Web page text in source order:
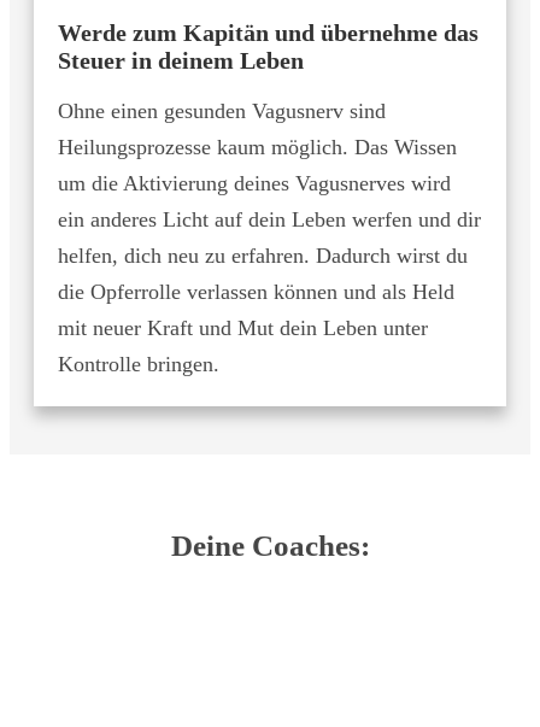
Werde zum Kapitän und übernehme das
Steuer in deinem Leben
Ohne einen gesunden Vagusnerv sind
Heilungsprozesse kaum möglich. Das Wissen
um die Aktivierung deines Vagusnerves wird
ein anderes Licht auf dein Leben werfen und dir
helfen, dich neu zu erfahren. Dadurch wirst du
die Opferrolle verlassen können und als Held
mit neuer Kraft und Mut dein Leben unter
Kontrolle bringen.
Deine Coaches: